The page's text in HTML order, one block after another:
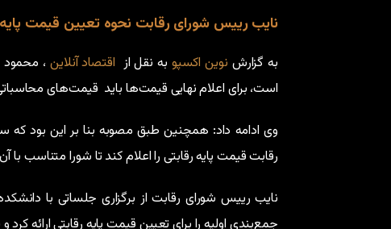
نایب رییس شورای رقابت نحوه تعیین قیمت
به گزارش نوین اکسپو به نقل از اقتصاد آنلاین ، محمود
است، برای اعلام نهایی قیمت‌ها باید قیمت‌های
وی ادامه داد: همچنین طبق مصوبه بنا بر این بود
رقابت قیمت پایه رقابتی را اعلام کند تا شورا متناسب با
نایب رییس شورای رقابت از برگزاری جلساتی با
جمع‌بندی اولیه را برای تعیین قیمت پایه رقابتی